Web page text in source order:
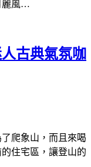
麗風…
古典氣氛咖
爬象山，而且來喝
住宅區，讓登山的